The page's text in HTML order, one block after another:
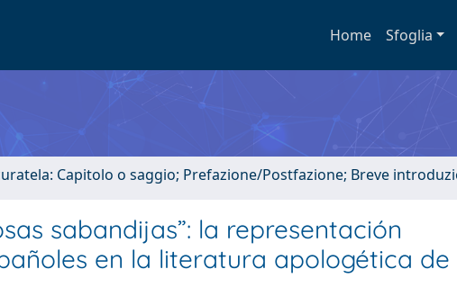
Home Sfoglia
Capitolo o saggio; Prefazione/Postfazione; Breve
sabandijas”: la representación
en la literatura apologética de